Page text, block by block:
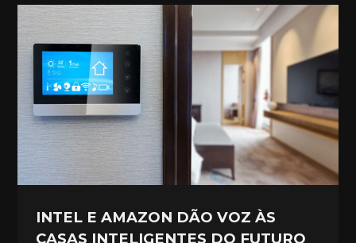
INTEL E AMAZON DÃO VOZ ÀS
CASAS INTELIGENTES DO FUTURO